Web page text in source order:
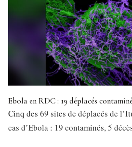
Ebola en RDC : 19 déplacés
Cinq des 69 sites de déplacés de
cas d’Ebola : 19 contaminés, 5